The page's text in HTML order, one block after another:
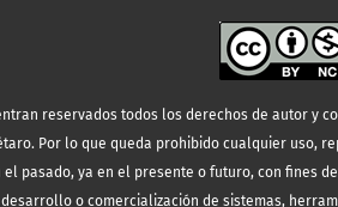
reservados todos los derechos de autor y
Por lo que queda prohibido cualquier uso,
pasado, ya en el presente o futuro, con fines
o comercialización de sistemas,